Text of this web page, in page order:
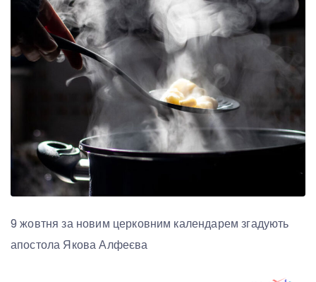
9 жовтня за новим церковним календарем згадують
апостола Якова Алфеєва